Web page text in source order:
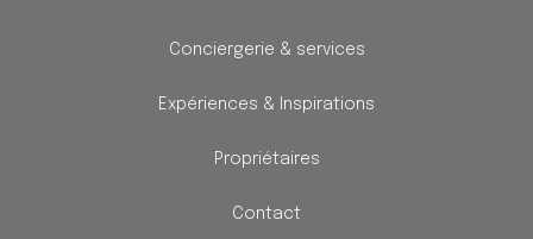
Conciergerie & services
Expériences & Inspirations
Propriétaires
Contact